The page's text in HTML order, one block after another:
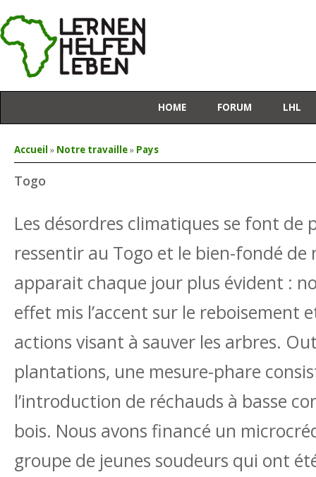
HOME FORUM LHL
Vous êtes ici
Accueil » Notre travaille» Pays
Togo
Les désordres climatiques se font de
ressentir au Togo et le bien-fondé
apparait chaque jour plus évident :
effet mis l’accent sur le reboisement
actions visant à sauver les arbres.
plantations, une mesure-phare
l’introduction de réchauds à basse
bois. Nous avons financé un
groupe de jeunes soudeurs qui ont